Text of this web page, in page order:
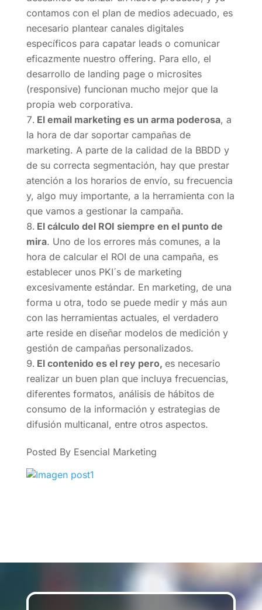
contamos con el plan de medios adecuado, es
necesario plantear canales digitales
específicos para capatar leads o comunicar
eficazmente nuestro offering. Para ello, el
desarrollo de landing page o microsites
(responsive) funcionan mucho mejor que la
propia web corporativa.
El email marketing es un arma poderosa, a
la hora de dar soportar campañas de
marketing. A parte de la calidad de la BBDD y
de su correcta segmentación, hay que prestar
atención a los horarios de envío, su frecuencia
y, algo muy importante, a la herramienta con la
que vamos a gestionar la campaña.
El cálculo del ROI siempre en el punto de
mira. Uno de los errores más comunes, a la
hora de calcular el ROI de una campaña, es
establecer unos PKI´s de marketing
excesivamente estándar. En marketing, de una
forma u otra, todo se puede medir y más aun
con las herramientas actuales, el verdadero
arte reside en diseñar modelos de medición y
gestión de campañas personalizados.
El contenido es el rey pero, es necesario
realizar un buen plan que incluya frecuencias,
diferentes formatos, análisis de hábitos de
consumo de la información y estrategias de
difusión multicanal, entre otros aspectos.
Posted By Esencial Marketing